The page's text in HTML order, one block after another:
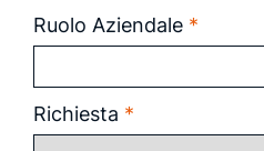
Ruolo Aziendale *
Richiesta *